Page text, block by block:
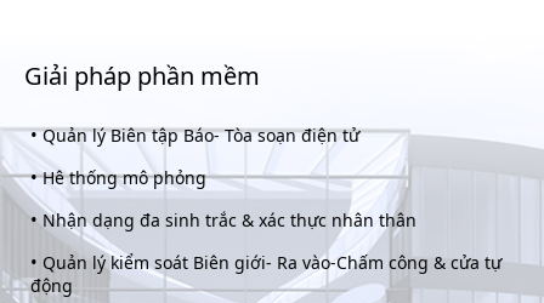
Giải pháp phần mềm
•Quản lý Biên tập Báo- Tòa soạn điện tử
•Hê thống mô phỏng
•Nhận dạng đa sinh trắc & xác thực nhân thân
• Quản lý kiểm soát Biên giới- Ra vào-Chấm công & cửa tự
động